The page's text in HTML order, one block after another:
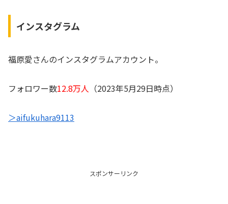
インスタグラム
福原愛さんのインスタグラムアカウント。
フォロワー数12.8万人 （2023年5月29日時点）
＞aifukuhara9113
スポンサーリンク